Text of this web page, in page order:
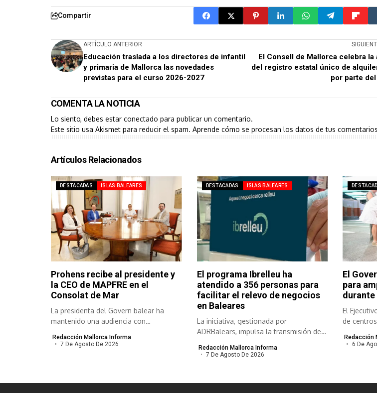
Compartir
ARTÍCULO ANTERIOR
Educación traslada a los directores de infantil
y primaria de Mallorca las novedades
previstas para el curso 2026-2027
El Consell de Mallorca celebra la
del registro estatal único de
por parte
COMENTA LA NOTICIA
Lo siento, debes estar conectado para publicar un comentario.
Este sitio usa Akismet para reducir el spam. Aprende cómo se procesan los datos de tus
Artículos Relacionados
DESTACADAS ISLAS BALEARES
Prohens recibe al presidente y
la CEO de MAPFRE en el
Consolat de Mar
La presidenta del Govern balear ha
mantenido una audiencia con
Redacción Mallorca Informa
7 De Agosto De 2026
DESTACADAS ISLAS BALEARES
El programa Ibrelleu ha
atendido a 356 personas para
facilitar el relevo de negocios
en Baleares
La iniciativa, gestionada por
ADRBalears, impulsa la transmisión de
Redacción Mallorca Informa
7 De Agosto De 2026
El
para
El
de
Redacción
6 De